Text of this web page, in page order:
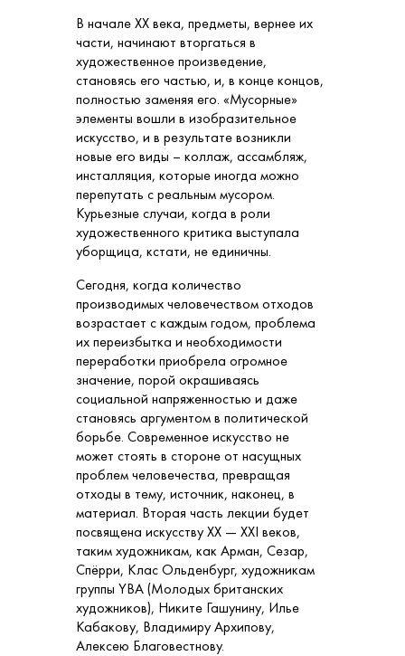
В начале XX века, предметы, вернее их
части, начинают вторгаться в
художественное произведение,
становясь его частью, и, в конце концов,
полностью заменяя его. «Мусорные»
элементы вошли в изобразительное
искусство, и в результате возникли
новые его виды – коллаж, ассамбляж,
инсталляция, которые иногда можно
перепутать с реальным мусором.
Курьезные случаи, когда в роли
художественного критика выступала
уборщица, кстати, не единичны.
Сегодня, когда количество
производимых человечеством отходов
возрастает с каждым годом, проблема
их переизбытка и необходимости
переработки приобрела огромное
значение, порой окрашиваясь
социальной напряженностью и даже
становясь аргументом в политической
борьбе. Современное искусство не
может стоять в стороне от насущных
проблем человечества, превращая
отходы в тему, источник, наконец, в
материал. Вторая часть лекции будет
посвящена искусству ХХ — ХХI веков,
таким художникам, как Арман, Сезар,
Спёрри, Клас Ольденбург, художникам
группы YBA (Молодых британских
художников), Никите Гашунину, Илье
Кабакову, Владимиру Архипову,
Алексею Благовестнову.